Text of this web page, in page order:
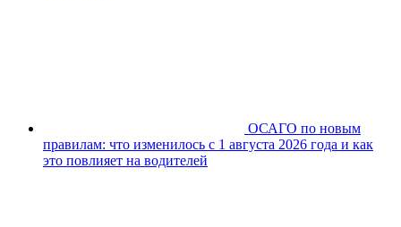
ОСАГО по новым
правилам: что изменилось с 1 августа 2026 года и как
это повлияет на водителей